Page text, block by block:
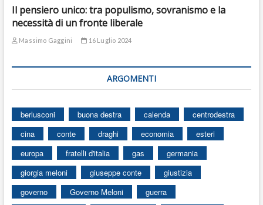
Il pensiero unico: tra populismo, sovranismo e la
necessità di un fronte liberale
Massimo Gaggini 16 Luglio 2024
ARGOMENTI
berlusconi buona destra calenda
centrodestra
cina
conte draghi economia
esteri
europa
fratelli d'italia gas
germania
giorgia meloni
giuseppe conte
giustizia
governo
Governo Meloni
guerra